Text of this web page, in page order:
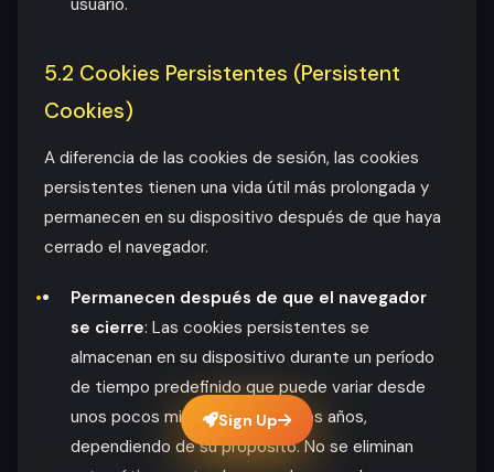
usuario.
5.2 Cookies Persistentes (Persistent
Cookies)
A diferencia de las cookies de sesión, las cookies
persistentes tienen una vida útil más prolongada y
permanecen en su dispositivo después de que haya
cerrado el navegador.
Permanecen después de que el navegador
se cierre: Las cookies persistentes se
almacenan en su dispositivo durante un período
de tiempo predefinido que puede variar desde
unos pocos minutos hasta varios años,
dependiendo de su propósito. No se eliminan
Sign Up